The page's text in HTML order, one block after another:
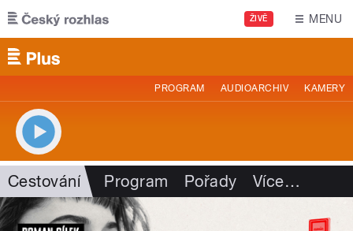
Přejít k hlavnímu obsahu
ŽIVĚ MENU
PROGRAM AUDIOARCHIV KAMERY
Cestování Program Pořady Více…